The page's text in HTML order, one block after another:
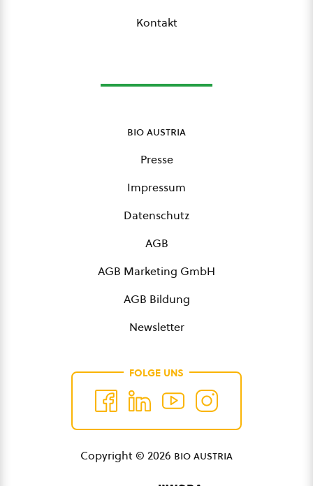
Kontakt
bio austria
Presse
Impressum
Datenschutz
AGB
AGB Marketing GmbH
AGB Bildung
Newsletter
FOLGE UNS
Copyright © 2026 bio austria